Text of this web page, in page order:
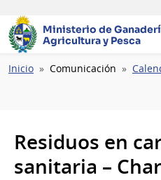
Ministerio de
Agricultura y Pesca
Ruta
Inicio Comunicación
Residuos en
sanitaria –